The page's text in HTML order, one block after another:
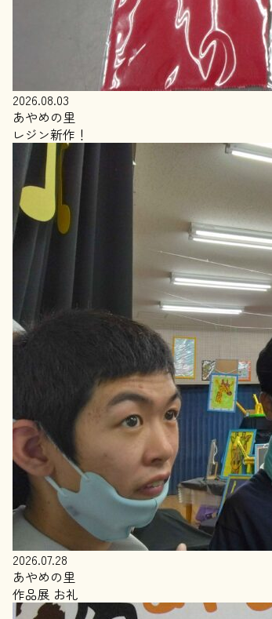
2026.08.03
あやめの里
レジン新作！
2026.07.28
あやめの里
作品展 お礼